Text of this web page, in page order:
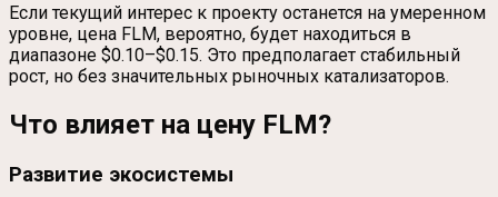
Если текущий интерес к проекту останется на умеренном
уровне, цена FLM, вероятно, будет находиться в
диапазоне $0.10–$0.15. Это предполагает стабильный
рост, но без значительных рыночных катализаторов.
Что влияет на цену FLM?
Развитие экосистемы